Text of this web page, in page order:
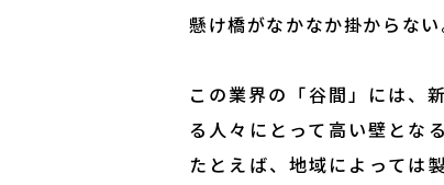
懸け橋がなかなか掛からない
この業界の「谷間」には、
る人々にとって高い壁とな
たとえば、地域によっては